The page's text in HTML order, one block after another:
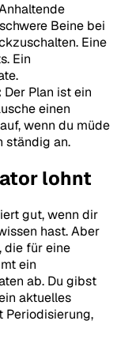
Beine bei
Eine
Ein
Der Plan ist ein
einen
wenn du müde
ständig an.
lohnt
gut, wenn dir
hast. Aber
die für eine
ein
ab. Du gibst
aktuelles
Periodisierung,